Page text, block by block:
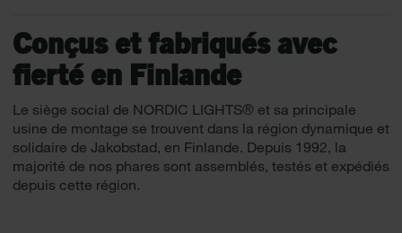
Conçus et fabriqués avec
fierté en Finlande
Le siège social de NORDIC LIGHTS® et sa principale
usine de montage se trouvent dans la région dynamique et
solidaire de Jakobstad, en Finlande. Depuis 1992, la
majorité de nos phares sont assemblés, testés et expédiés
depuis cette région.